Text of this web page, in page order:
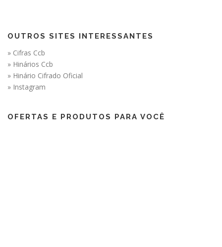
OUTROS SITES INTERESSANTES
» Cifras Ccb
» Hinários Ccb
» Hinário Cifrado Oficial
» Instagram
OFERTAS E PRODUTOS PARA VOCÊ